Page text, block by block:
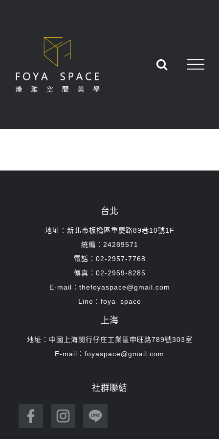
台北
地址：新北市板橋區重慶路89巷10號1F
統編：24289571
電話：02-2957-7768
傳真：02-2959-8285
E-mail：thefoyaspace@gmail.com
Line：foya_space
上海
地址：中國上海閔行仔庄工業區申旺路789號303室
E-mail：foyaspace@gmail.com
社群聯結